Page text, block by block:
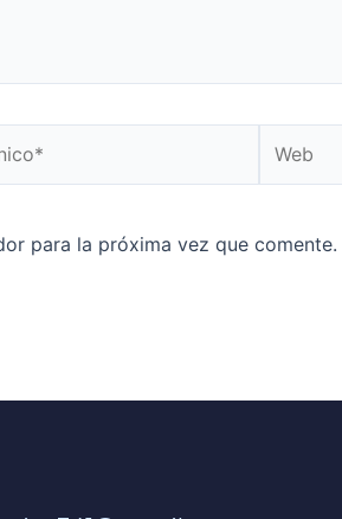
para la próxima vez que comente.